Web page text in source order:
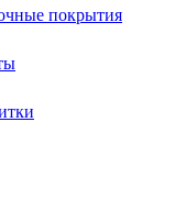
покрытия